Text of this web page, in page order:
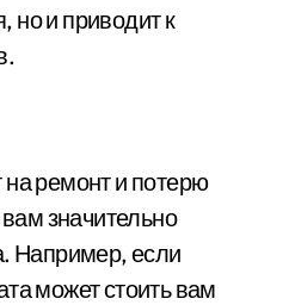
но и приводит к
ремонт и потерю
значительно
Например, если
может стоить вам